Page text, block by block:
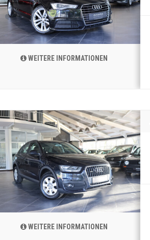
WEITERE INFORMATIONEN
WEITERE INFORMATIONEN